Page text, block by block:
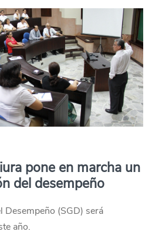
pone en marcha un
del desempeño
Desempeño (SGD) será
año.